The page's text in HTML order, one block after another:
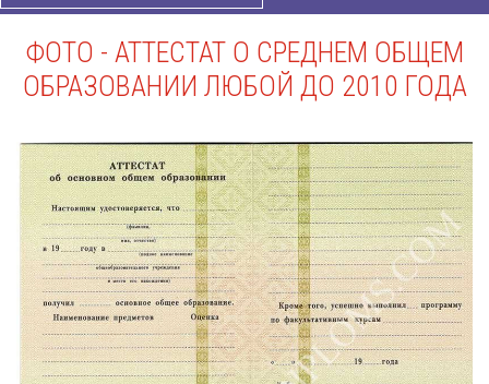
ФОТО - АТТЕСТАТ О СРЕДНЕМ ОБЩЕМ
ОБРАЗОВАНИИ ЛЮБОЙ ДО 2010 ГОДА